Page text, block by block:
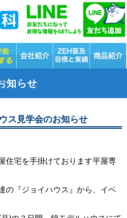
知らせ
ス見学会のお知らせ
住宅を手掛けております平屋専
の『ジョイハウス』から、イベ